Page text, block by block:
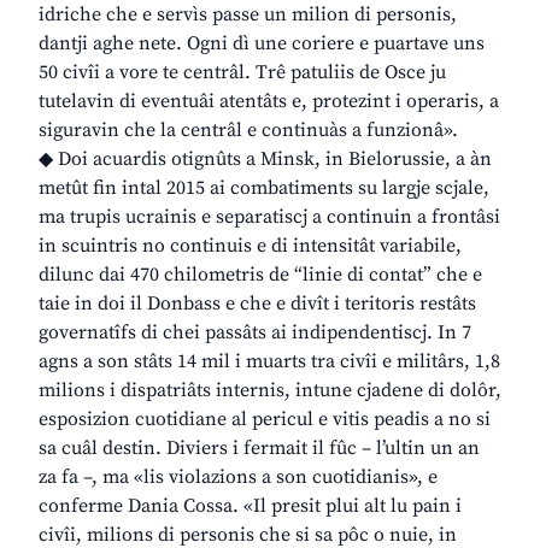
idriche che e servìs passe un milion di personis,
dantji aghe nete. Ogni dì une coriere e puartave uns
50 civîi a vore te centrâl. Trê patuliis de Osce ju
tutelavin di eventuâi atentâts e, protezint i operaris, a
siguravin che la centrâl e continuàs a funzionâ».
◆ Doi acuardis otignûts a Minsk, in Bielorussie, a àn
metût fin intal 2015 ai combatiments su largje scjale,
ma trupis ucrainis e separatiscj a continuin a frontâsi
in scuintris no continuis e di intensitât variabile,
dilunc dai 470 chilometris de “linie di contat” che e
taie in doi il Donbass e che e divît i teritoris restâts
governatîfs di chei passâts ai indipendentiscj. In 7
agns a son stâts 14 mil i muarts tra civîi e militârs, 1,8
milions i dispatriâts internis, intune cjadene di dolôr,
esposizion cuotidiane al pericul e vitis peadis a no si
sa cuâl destin. Diviers i fermait il fûc – l’ultin un an
za fa –, ma «lis violazions a son cuotidianis», e
conferme Dania Cossa. «Il presit plui alt lu pain i
civîi, milions di personis che si sa pôc o nuie, in